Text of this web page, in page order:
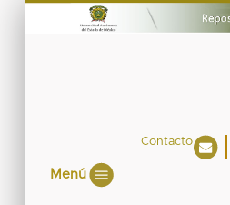
Contacto
Menú